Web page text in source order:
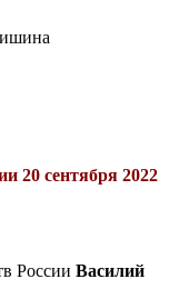
20 сентября 2022
России Василий